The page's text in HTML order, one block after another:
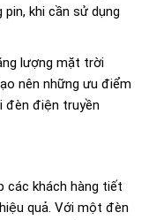
khi cần sử dụng
lượng mặt trời
nên những ưu điểm
đèn điện truyền
các khách hàng tiết
quả. Với một đèn